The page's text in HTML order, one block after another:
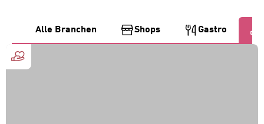
Alle Branchen Shops Gastro